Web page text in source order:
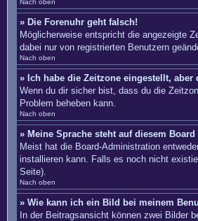
Nach oben
» Die Forenuhr geht falsch!
Möglicherweise entspricht die angezeigte
dabei nur von registrierten Benutzern
Nach oben
» Ich habe die Zeitzone eingestellt,
Wenn du dir sicher bist, dass du die
Problem beheben kann.
Nach oben
» Meine Sprache steht auf diesem
Meist hat die Board-Administration
installieren kann. Falls es noch nicht
Seite).
Nach oben
» Wie kann ich ein Bild bei meinem
In der Beitragsansicht können zwei Bilder